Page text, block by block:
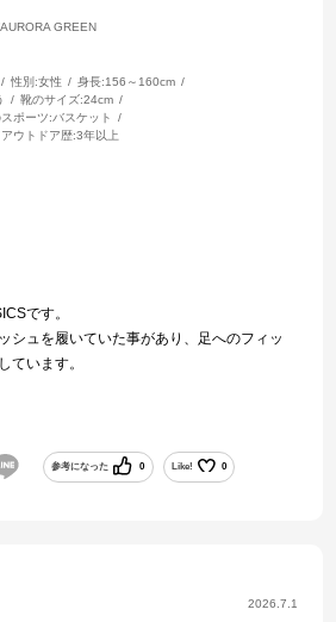
GREEN
性別:女性 身長:156～160cm
靴のサイズ:24cm
ポーツ:バスケット
ウトドア歴:3年以上
です。
シュを履いていた事があり、足へのフィッ
ています。
びつきました。
ってます！
参考になった 0 Like! 0
2026.7.1